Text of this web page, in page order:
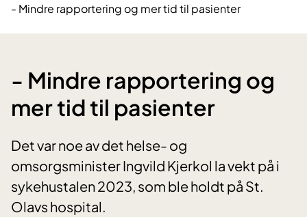
- Mindre rapportering og mer tid til pasienter
- Mindre rapportering og
mer tid til pasienter
Det var noe av det helse- og
omsorgsminister Ingvild Kjerkol la vekt på i
sykehustalen 2023, som ble holdt på St.
Olavs hospital.